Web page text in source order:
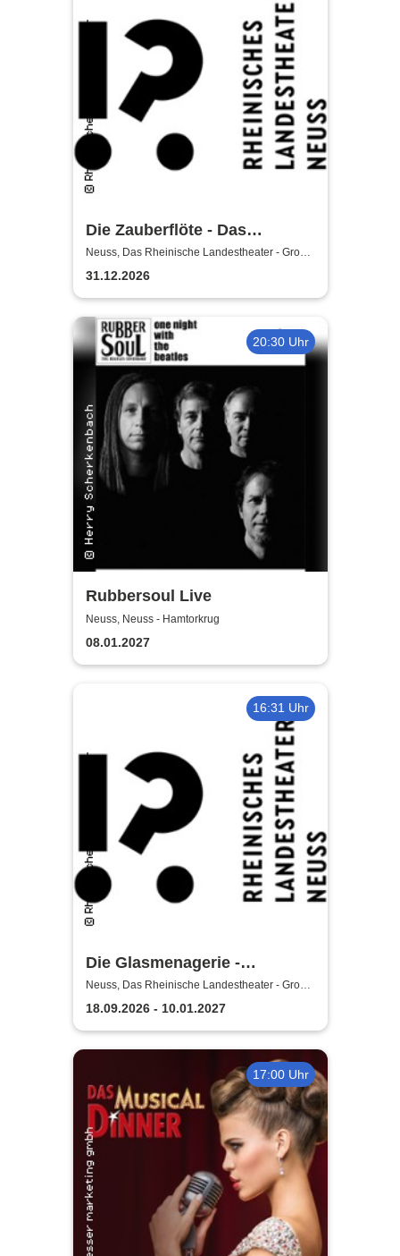
Die Zauberflöte - Das
Rheinische Landestheater
Neuss, Das Rheinische Landestheater - Große
Bühne
31.12.2026
20:30 Uhr
Rubbersoul Live
Neuss, Neuss - Hamtorkrug
08.01.2027
16:31 Uhr
Die Glasmenagerie -
Rheinisches Landestheater
Neuss
Neuss, Das Rheinische Landestheater - Große
Bühne
18.09.2026 - 10.01.2027
17:00 Uhr